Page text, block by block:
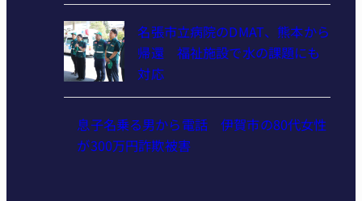
名張市立病院のDMAT、熊本から
帰還 福祉施設で水の課題にも
対応
息子名乗る男から電話 伊賀市の80代女性
が300万円詐欺被害